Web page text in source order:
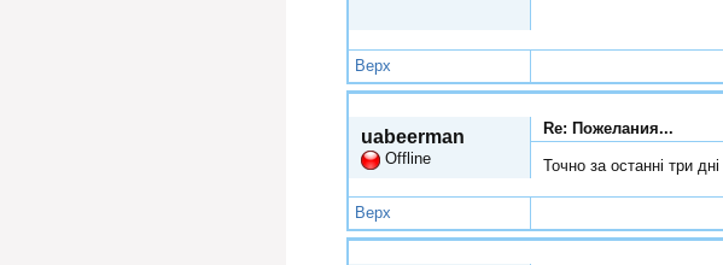
Верх
uabeerman
Offline
Re: Пожелания...
Точно за останні три
Верх